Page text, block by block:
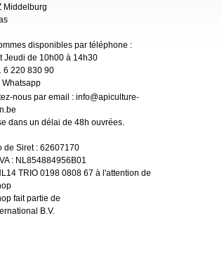
Middelburg
disponibles par téléphone :
Jeudi de 10h00 à 14h30
6 220 830 90
Whatsapp
nous par email : info@apiculture-
dans un délai de 48h ouvrées.
de Siret : 62607170
: NL854884956B01
TRIO 0198 0808 67 à l'attention de
fait partie de
B.V.